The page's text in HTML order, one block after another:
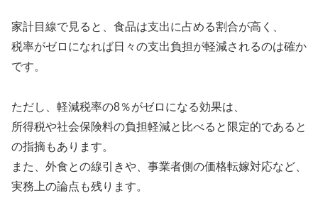
家計目線で見ると、食品は支出に占める割合が高く、
税率がゼロになれば日々の支出負担が軽減されるのは確か
です。
ただし、軽減税率の8％がゼロになる効果は、
所得税や社会保険料の負担軽減と比べると限定的であると
の指摘もあります。
また、外食との線引きや、事業者側の価格転嫁対応など、
実務上の論点も残ります。